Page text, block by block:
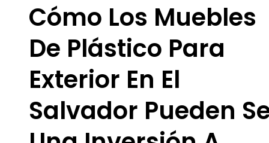
Cómo Los Muebles
De Plástico Para
Exterior En El
Salvador Pueden